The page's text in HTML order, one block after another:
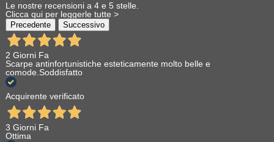
Le nostre recensioni a 4 e 5 stelle.
Clicca qui per leggerle tutte >
Precedente Successivo
2 Giorni Fa
Scarpe antinfortunistiche esteticamente molto belle e
comode.Soddisfatto
Acquirente verificato
3 Giorni Fa
Ottima